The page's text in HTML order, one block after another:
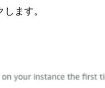
ます。